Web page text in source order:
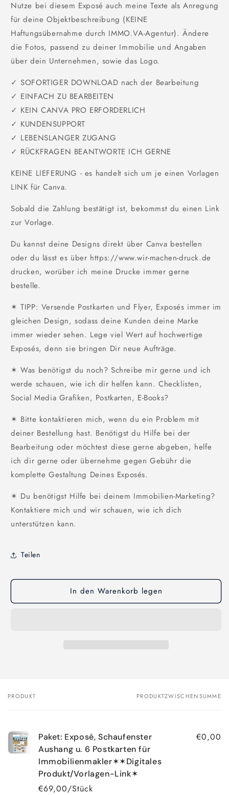
Nutze bei diesem Exposé auch meine Texte als Anregung
für deine Objektbeschreibung (KEINE
Haftungsübernahme durch IMMO.VA-Agentur). Ändere
die Fotos, passend zu deiner Immobilie und Angaben
über dein Unternehmen, sowie das Logo.
✓ SOFORTIGER DOWNLOAD nach der Bearbeitung
✓ EINFACH ZU BEARBEITEN
✓ KEIN CANVA PRO ERFORDERLICH
✓ KUNDENSUPPORT
✓ LEBENSLANGER ZUGANG
✓ RÜCKFRAGEN BEANTWORTE ICH GERNE
KEINE LIEFERUNG - es handelt sich um je einen Vorlagen
LINK für Canva.
Sobald die Zahlung bestätigt ist, bekommst du einen Link
zur Vorlage.
Du kannst deine Designs direkt über Canva bestellen
oder du lässt es über https://www.wir-machen-druck.de
drucken, worüber ich meine Drucke immer gerne
bestelle.
✶ TIPP: Versende Postkarten und Flyer, Exposés immer im
gleichen Design, sodass deine Kunden deine Marke
immer wieder sehen. Lege viel Wert auf hochwertige
Exposés, denn sie bringen Dir neue Aufträge.
✶ Was benötigst du noch? Schreibe mir gerne und ich
werde schauen, wie ich dir helfen kann. Checklisten,
Social Media Grafiken, Postkarten, E-Books?
✶ Bitte kontaktieren mich, wenn du ein Problem mit
deiner Bestellung hast. Benötigst du Hilfe bei der
Bearbeitung oder möchtest diese gerne abgeben, helfe
ich dir gerne oder übernehme gegen Gebühr die
komplette Gestaltung Deines Exposés.
✶ Du benötigst Hilfe bei deinem Immobilien-Marketing?
Kontaktiere mich und wir schauen, wie ich dich
unterstützen kann.
Teilen
In den Warenkorb legen
Dein
PRODUKT PRODUKTZWISCHENSUMME
Paket: Exposé, Schaufenster
Aushang u. 6 Postkarten für
Immobilienmakler✶✶Digitales
Produkt/Vorlagen-Link✶
€69,00/Stück
€0,00